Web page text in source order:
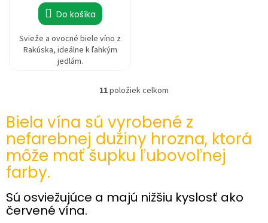
Do košíka
Svieže a ovocné biele víno z
Rakúska, ideálne k ľahkým
jedlám.
O
l
á
d
a
c
p
11položiek celkom
Biela vína sú vyrobené z
nefarebnej dužiny hrozna, ktorá
môže mať šupku ľubovoľnej
farby.
Sú osviežujúce a majú nižšiu kyslosť ako
červené vína.